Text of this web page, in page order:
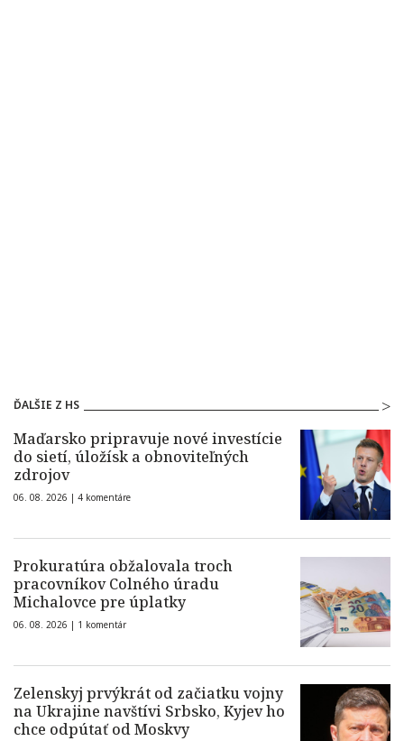
ĎALŠIE Z HS
Maďarsko pripravuje nové investície
do sietí, úložísk a obnoviteľných
zdrojov
06. 08. 2026 | 4 komentáre
Prokuratúra obžalovala troch
pracovníkov Colného úradu
Michalovce pre úplatky
06. 08. 2026 | 1 komentár
Zelenskyj prvýkrát od začiatku vojny
na Ukrajine navštívi Srbsko, Kyjev ho
chce odpútať od Moskvy